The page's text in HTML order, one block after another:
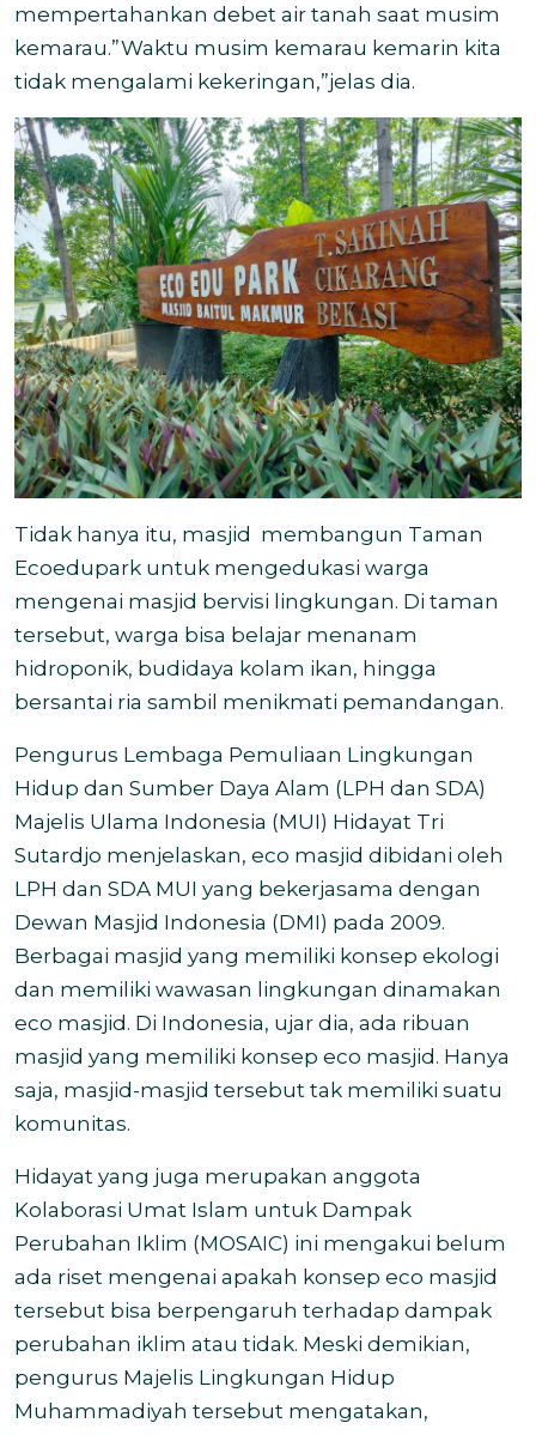
mempertahankan debet air tanah saat musim
kemarau.”Waktu musim kemarau kemarin kita
tidak mengalami kekeringan,”jelas dia.
Tidak hanya itu, masjid membangun Taman
Ecoedupark untuk mengedukasi warga
mengenai masjid bervisi lingkungan. Di taman
tersebut, warga bisa belajar menanam
hidroponik, budidaya kolam ikan, hingga
bersantai ria sambil menikmati pemandangan.
Pengurus Lembaga Pemuliaan Lingkungan
Hidup dan Sumber Daya Alam (LPH dan SDA)
Majelis Ulama Indonesia (MUI) Hidayat Tri
Sutardjo menjelaskan, eco masjid dibidani oleh
LPH dan SDA MUI yang bekerjasama dengan
Dewan Masjid Indonesia (DMI) pada 2009.
Berbagai masjid yang memiliki konsep ekologi
dan memiliki wawasan lingkungan dinamakan
eco masjid. Di Indonesia, ujar dia, ada ribuan
masjid yang memiliki konsep eco masjid. Hanya
saja, masjid-masjid tersebut tak memiliki suatu
komunitas.
Hidayat yang juga merupakan anggota
Kolaborasi Umat Islam untuk Dampak
Perubahan Iklim (MOSAIC) ini mengakui belum
ada riset mengenai apakah konsep eco masjid
tersebut bisa berpengaruh terhadap dampak
perubahan iklim atau tidak. Meski demikian,
pengurus Majelis Lingkungan Hidup
Muhammadiyah tersebut mengatakan,